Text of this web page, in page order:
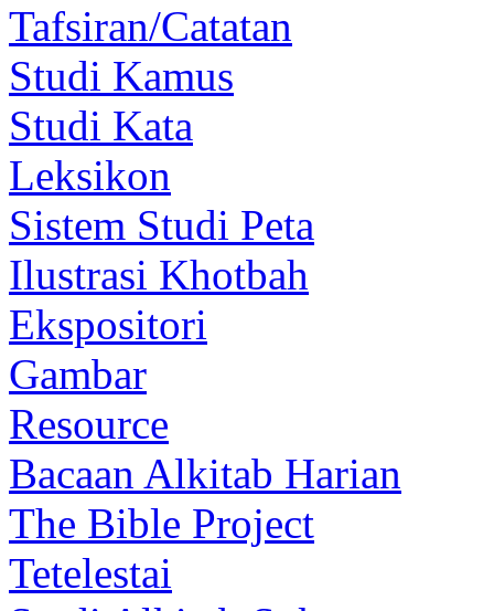
Tafsiran/Catatan
Studi Kamus
Studi Kata
Leksikon
Sistem Studi Peta
Ilustrasi Khotbah
Ekspositori
Gambar
Resource
Bacaan Alkitab Harian
The Bible Project
Tetelestai